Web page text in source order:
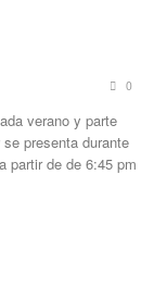
0
verano y parte
presenta durante
partir de de 6:45 pm